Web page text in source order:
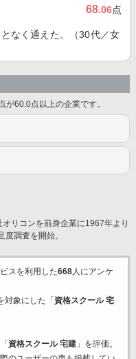
68.06点
なく通えた。（30代／女
60.0点以上の企業です。
リコンを前身企業に1967年より
調査を開始。
スを利用した668人にアンケ
対象にした「 資格スクール 宅
資格スクール 宅建」を評価。